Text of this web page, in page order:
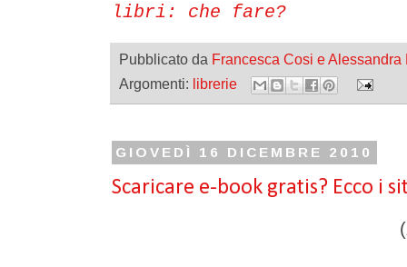
libri: che fare?
Pubblicato da Francesca Cosi e Alessandra
Argomenti: librerie
GIOVEDÌ 16 DICEMBRE 2010
Scaricare e-book gratis? Ecco i
(